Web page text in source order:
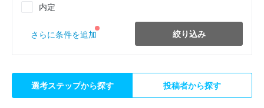
内定
さらに条件を追加 絞り込み
選考ステップから探す 投稿者から探す